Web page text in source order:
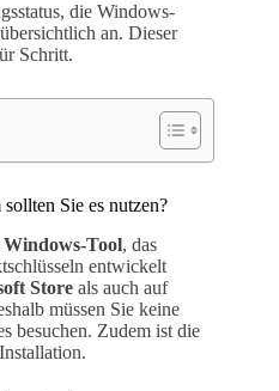
die Windows-
an. Dieser
Schritt.
Sie es nutzen?
Windows-Tool, das
entwickelt
Store als auch auf
müssen Sie keine
besuchen. Zudem ist die